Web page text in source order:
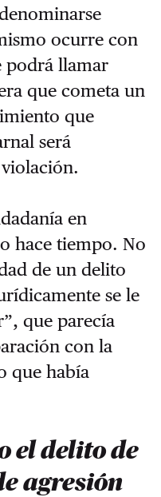
ocurre con
podrá llamar
que cometa un
que
será
en
hace tiempo. No
de un delito
se le
que parecía
con la
que había
el delito de
agresión